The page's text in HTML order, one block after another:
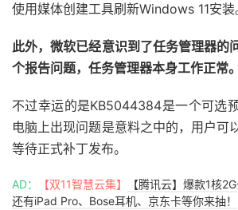
使用媒体创建工具刷新Windows 11安装
此外，微软已经意识到了任务管理器的
个报告问题，任务管理器本身工作正常。
不过幸运的是KB5044384是一个可选
电脑上出现问题是意料之中的，用户可
等待正式补丁发布。
AD： 【双11智慧云集】
【腾讯云】爆款1核
还有iPad Pro、Bose耳机、京东卡等你来抽！